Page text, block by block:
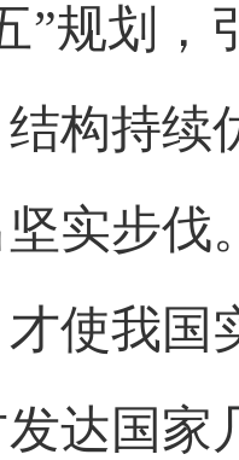
”规划，
构持续
实步伐
使我国
达国家